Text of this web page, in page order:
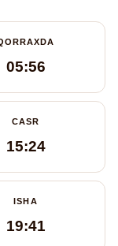
05:56
CASR
15:24
ISHA
19:41